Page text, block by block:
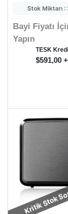
Stok Miktarı :
Bayi Fiyatı
Yapın
TESK
$591,00
Kritik Stok